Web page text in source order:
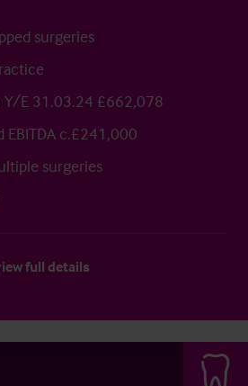
surgeries
E 31.03.24 £662,078
EBITDA c.£241,000
surgeries
full details